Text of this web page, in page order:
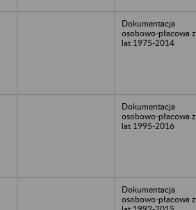
Dokumentacja
osobowo-płacowa z
lat 1975-2014
Dokumentacja
osobowo-płacowa z
lat 1995-2016
Dokumentacja
osobowo-płacowa z